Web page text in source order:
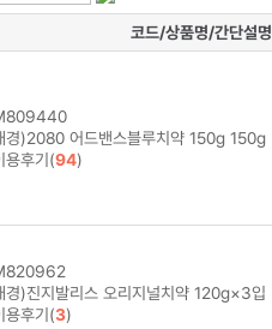
코드/상품명/간단설명
경)2080 어드밴스블루치약 150g 150g
용후기(94)
경)진지발리스 오리지널치약 120g×3입
용후기(3)